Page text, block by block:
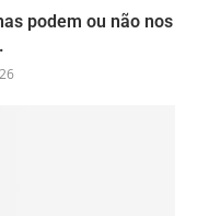
podem ou não nos